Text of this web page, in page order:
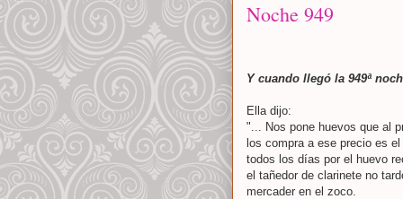
Noche 949
Y cuando llegó la 949ª
Ella dijo:
"... Nos pone huevos que al
los compra a ese precio es
todos los días por el huevo
el tañedor de clarinete no
mercader en el zoco.